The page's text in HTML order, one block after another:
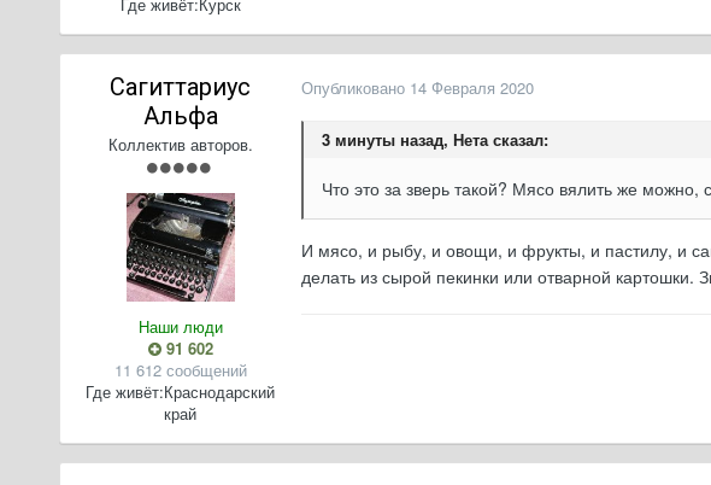
Сагиттариус
Альфа
Коллектив авторов.
Наши люди
91 602
11 612 сообщений
Где живёт:Краснодарский
край
Опубликовано 14 Февраля 2020
3 минуты назад, Нета сказал:
Что это за зверь такой? Мясо вялить же
И мясо, и рыбу, и овощи, и фрукты, и пастилу, и
делать из сырой пекинки или отварной картошки.